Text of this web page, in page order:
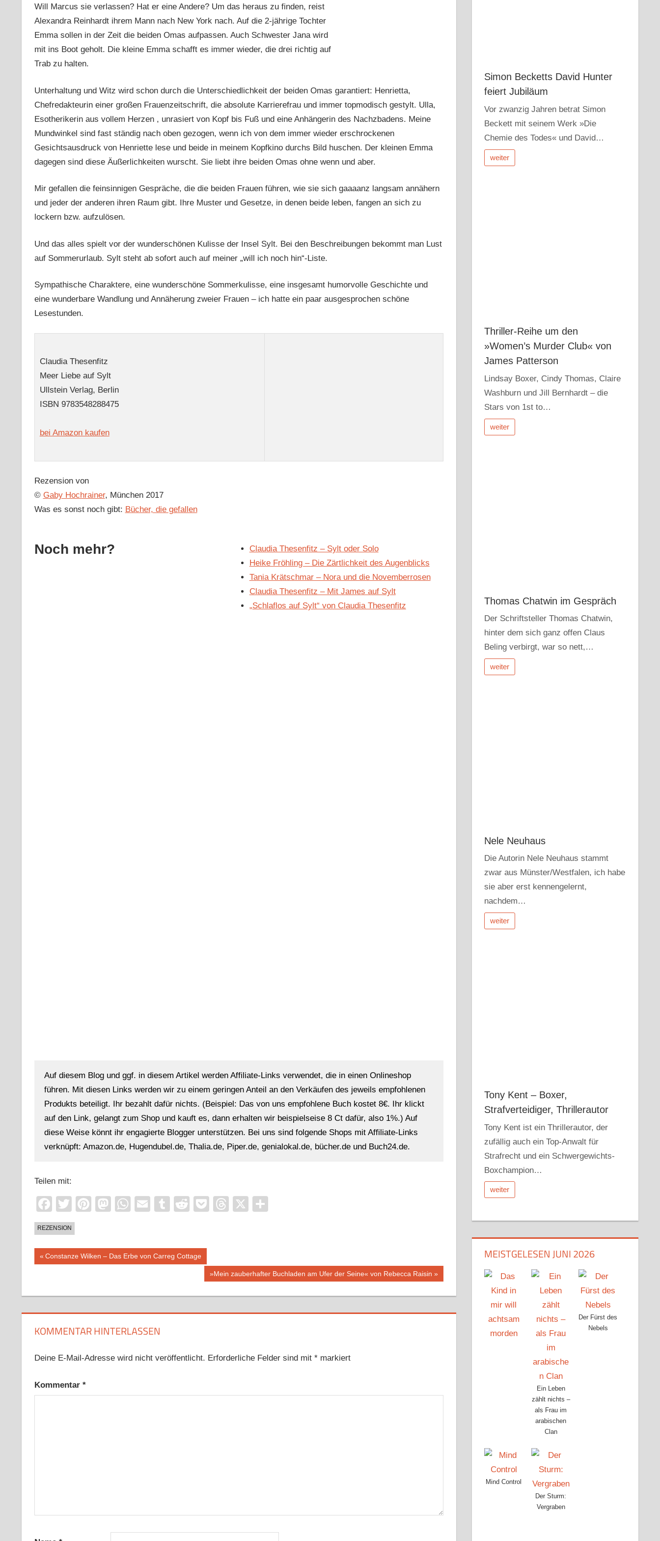
Will Marcus sie verlassen? Hat er eine Andere? Um das heraus zu finden, reist
Alexandra Reinhardt ihrem Mann nach New York nach. Auf die 2-jährige Tochter
Emma sollen in der Zeit die beiden Omas aufpassen. Auch Schwester Jana wird
mit ins Boot geholt. Die kleine Emma schafft es immer wieder, die drei richtig auf
Trab zu halten.
Unterhaltung und Witz wird schon durch die Unterschiedlichkeit der beiden Omas garantiert: Henrietta,
Chefredakteurin einer großen Frauenzeitschrift, die absolute Karrierefrau und immer topmodisch gestylt. Ulla,
Esotherikerin aus vollem Herzen , unrasiert von Kopf bis Fuß und eine Anhängerin des Nachzbadens. Meine
Mundwinkel sind fast ständig nach oben gezogen, wenn ich von dem immer wieder erschrockenen
Gesichtsausdruck von Henriette lese und beide in meinem Kopfkino durchs Bild huschen. Der kleinen Emma
dagegen sind diese Äußerlichkeiten wurscht. Sie liebt ihre beiden Omas ohne wenn und aber.
Mir gefallen die feinsinnigen Gespräche, die die beiden Frauen führen, wie sie sich gaaaanz langsam annähern
und jeder der anderen ihren Raum gibt. Ihre Muster und Gesetze, in denen beide leben, fangen an sich zu
lockern bzw. aufzulösen.
Und das alles spielt vor der wunderschönen Kulisse der Insel Sylt. Bei den Beschreibungen bekommt man Lust
auf Sommerurlaub. Sylt steht ab sofort auch auf meiner „will ich noch hin“-Liste.
Sympathische Charaktere, eine wunderschöne Sommerkulisse, eine insgesamt humorvolle Geschichte und
eine wunderbare Wandlung und Annäherung zweier Frauen – ich hatte ein paar ausgesprochen schöne
Lesestunden.
Claudia Thesenfitz
Meer Liebe auf Sylt
Ullstein Verlag, Berlin
ISBN 9783548288475
bei Amazon kaufen
Rezension von
© Gaby Hochrainer, München 2017
Was es sonst noch gibt: Bücher, die gefallen
Noch mehr?
Claudia Thesenfitz – Sylt oder Solo
Heike Fröhling – Die Zärtlichkeit des Augenblicks
Tania Krätschmar – Nora und die Novemberrosen
Claudia Thesenfitz – Mit James auf Sylt
„Schlaflos auf Sylt“ von Claudia Thesenfitz
Auf diesem Blog und ggf. in diesem Artikel werden Affiliate-Links verwendet, die in einen Onlineshop
führen. Mit diesen Links werden wir zu einem geringen Anteil an den Verkäufen des jeweils empfohlenen
Produkts beteiligt. Ihr bezahlt dafür nichts. (Beispiel: Das von uns empfohlene Buch kostet 8€. Ihr klickt
auf den Link, gelangt zum Shop und kauft es, dann erhalten wir beispielseise 8 Ct dafür, also 1%.) Auf
diese Weise könnt ihr engagierte Blogger unterstützen. Bei uns sind folgende Shops mit Affiliate-Links
verknüpft: Amazon.de, Hugendubel.de, Thalia.de, Piper.de, genialokal.de, bücher.de und Buch24.de.
Teilen mit:
Facebook
TwitterPinterest
Mastodon
WhatsApp
EmailTumblr
RedditPocketThreads
X
REZENSION
Beitragsnavigation
Vorheriger
Constanze Wilken – Das Erbe von Carreg Cottage
Nächster
»Mein zauberhafter Buchladen am Ufer der Seine« von Rebecca Raisin
KOMMENTAR HINTERLASSEN
Deine E-Mail-Adresse wird nicht veröffentlicht. Erforderliche Felder sind mit *markiert
Kommentar *
Simon Becketts David Hunter
feiert Jubiläum
Vor zwanzig Jahren betrat Simon
Beckett mit seinem Werk »Die
Chemie des Todes« und David…
weiter
Thriller-Reihe um den
»Women’s Murder Club« von
James Patterson
Lindsay Boxer, Cindy Thomas, Claire
Washburn und Jill Bernhardt – die
Stars von 1st to…
weiter
Thomas Chatwin im Gespräch
Der Schriftsteller Thomas Chatwin,
hinter dem sich ganz offen Claus
Beling verbirgt, war so nett,…
weiter
Nele Neuhaus
Die Autorin Nele Neuhaus stammt
zwar aus Münster/Westfalen, ich habe
sie aber erst kennengelernt,
nachdem…
weiter
Tony Kent – Boxer,
Strafverteidiger, Thrillerautor
Tony Kent ist ein Thrillerautor, der
zufällig auch ein Top-Anwalt für
Strafrecht und ein Schwergewichts-
Boxchampion…
weiter
MEISTGELESEN JUNI 2026
Ein Leben
zählt nichts –
als Frau im
arabischen
Clan
Der Fürst des
Nebels
Mind Control
Der Sturm:
Vergraben